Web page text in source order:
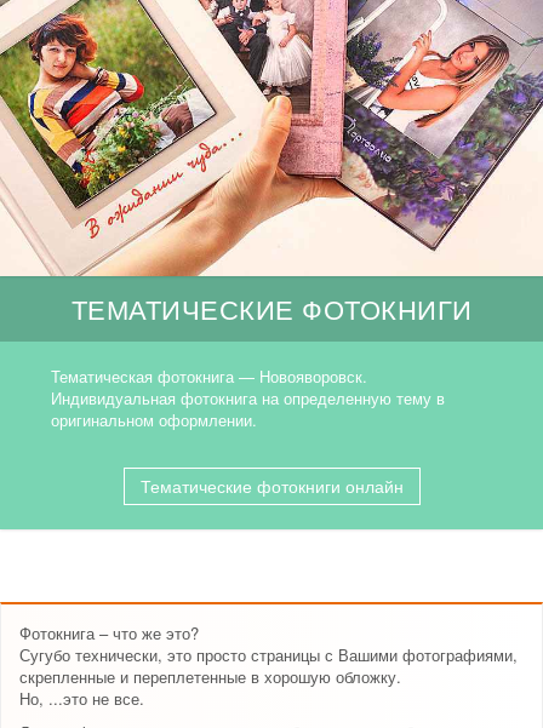
ТЕМАТИЧЕСКИЕ ФОТОКНИГИ
Тематическая фотокнига — Новояворовск.
Индивидуальная фотокнига на определенную тему в
оригинальном оформлении.
Тематические фотокниги онлайн
Фотокнига – что же это?
Сугубо технически, это просто страницы с Вашими фотографиями,
скрепленные и переплетенные в хорошую обложку.
Но, ...это не все.